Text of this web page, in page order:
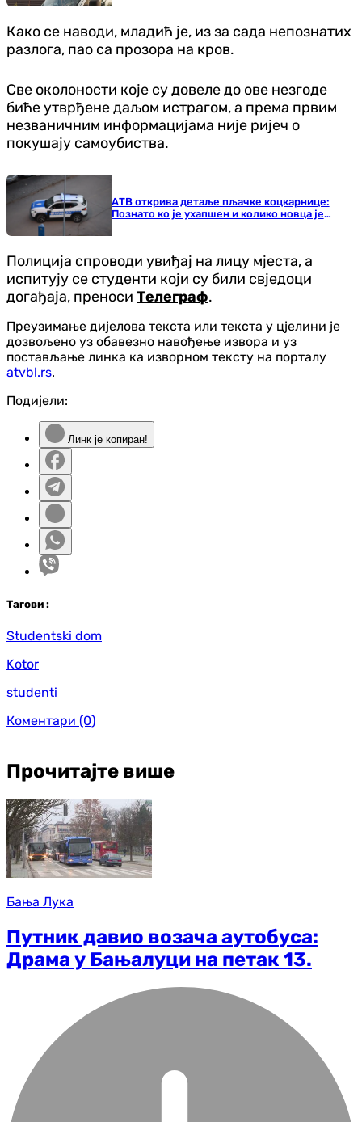
Како се наводи, младић је, из за сада непознатих
разлога, пао са прозора на кров.
Све околоности које су довеле до ове незгоде
биће утврђене даљом истрагом, а према првим
незваничним информацијама није ријеч о
покушају самоубиства.
АТВ открива детаље пљачке коцкарнице:
Познато ко је ухапшен и колико новца је
Полиција спроводи увиђај на лицу мјеста, а
испитују се студенти који су били свједоци
догађаја, преноси Телеграф.
Преузимање дијелова текста или текста у цјелини је
дозвољено уз обавезно навођење извора и уз
постављање линка ка изворном тексту на порталу
atvbl.rs.
Подијели:
Линк је копиран!
Тагови :
Studentski dom
Kotor
studenti
Коментари (0)
Прочитајте више
Бања Лука
Путник давио возача аутобуса:
Драма у Бањалуци на петак 13.